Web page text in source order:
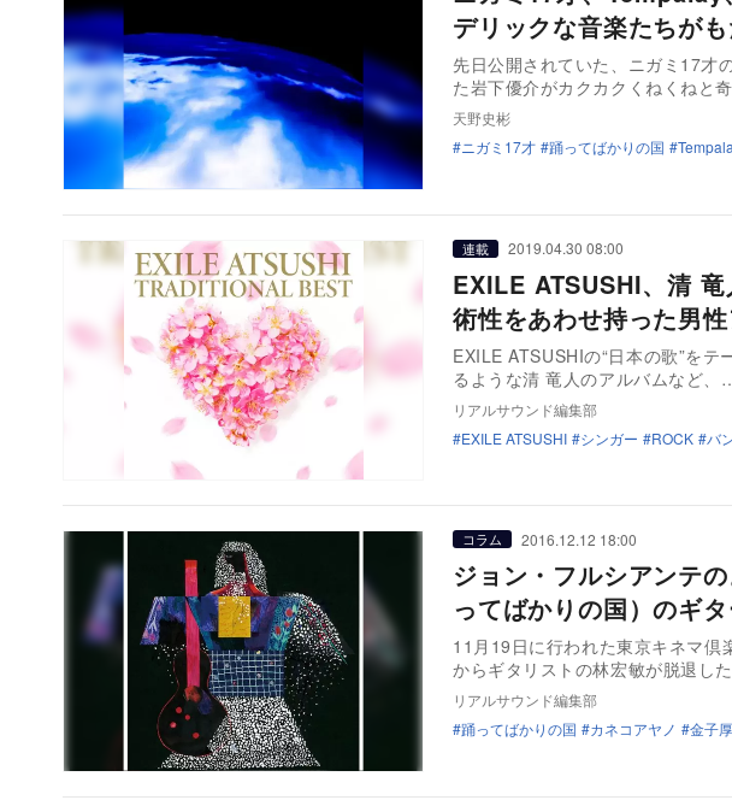
デリックな音楽たちが
先日公開されていた、ニガミ17才
た岩下優介がカクカクくねくねと
天野史彬
ニガミ17才
踊ってばかりの国
連載 2019.04.30 08:00
EXILE ATSUSHI、清
術性をあわせ持った男
EXILE ATSUSHIの“日本の歌”を
るような清 竜人のアルバムなど、
リアルサウンド編集部
EXILE ATSUSHI
シンガー ROCK バ
コラム 2016.12.12 18:00
ジョン・フルシアンテ
ってばかりの国）のギ
11月19日に行われた東京キネマ倶
からギタリストの林宏敏が脱退し
リアルサウンド編集部
踊ってばかりの国
カネコアヤノ 金子